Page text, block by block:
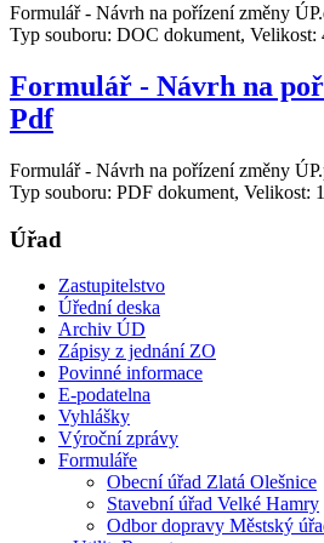
Formulář - Návrh na pořízení změny
Typ souboru: DOC dokument, Velikost:
Formulář - Návrh na
Pdf
Formulář - Návrh na pořízení změny
Typ souboru: PDF dokument, Velikost:
Úřad
Zastupitelstvo
Úřední deska
Archiv ÚD
Zápisy z jednání ZO
Povinné informace
E-podatelna
Vyhlášky
Výroční zprávy
Formuláře
Obecní úřad Zlatá Olešnice
Stavební úřad Velké Hamry
Odbor dopravy Městský